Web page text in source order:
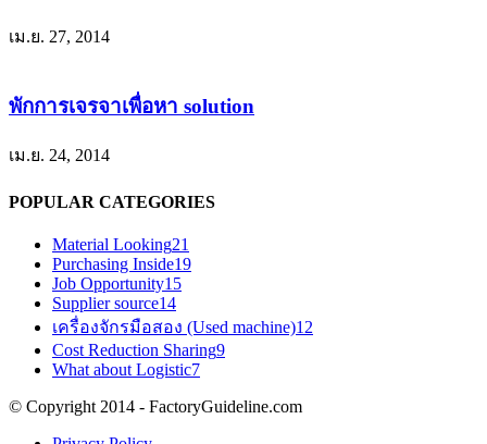
เม.ย. 27, 2014
พักการเจรจาเพื่อหา solution
เม.ย. 24, 2014
POPULAR CATEGORIES
Material Looking21
Purchasing Inside19
Job Opportunity15
Supplier source14
เครื่องจักรมือสอง (Used machine)12
Cost Reduction Sharing9
What about Logistic7
© Copyright 2014 - FactoryGuideline.com